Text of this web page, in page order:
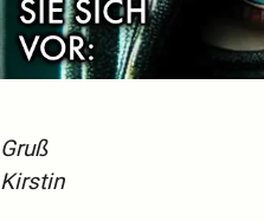
Gruß
Kirstin